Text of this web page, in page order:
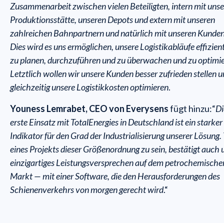
Zusammenarbeit zwischen vielen Beteiligten, intern mit
Produktionsstätte, unseren Depots und extern mit unseren
zahlreichen Bahnpartnern und natürlich mit unseren
Dies wird es uns ermöglichen, unsere Logistikabläufe
zu planen, durchzuführen und zu überwachen und zu
Letztlich wollen wir unsere Kunden besser zufrieden stellen
gleichzeitig unsere Logistikkosten optimieren.
Youness Lemrabet, CEO von Everysensfügt hinzu:“
erste Einsatz mit TotalEnergies in Deutschland ist ein starker
Indikator für den Grad der Industrialisierung unserer Lösung.
eines Projekts dieser Größenordnung zu sein, bestätigt auch
einzigartiges Leistungsversprechen auf dem
Markt — mit einer Software, die den Herausforderungen des
Schienenverkehrs von morgen gerecht wird.“